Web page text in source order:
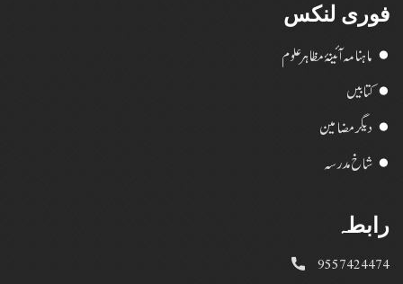
فوری لنکس
ماہنامہ آئینۂ مظاہر علوم
کتابیں
دیگر مضامین
شاخ مدرسہ
رابطہ
9557424474